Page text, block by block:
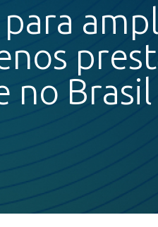
no Brasil